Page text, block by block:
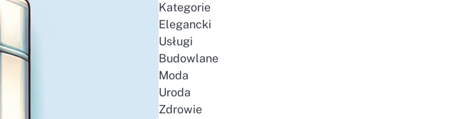
Kategorie
Elegancki
Usługi
Budowlane
Moda
Uroda
Zdrowie